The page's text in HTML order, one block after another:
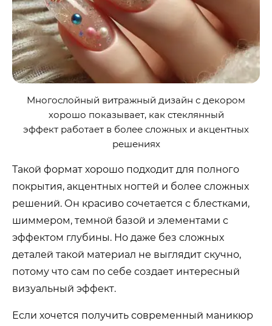
Многослойный витражный дизайн с декором
хорошо показывает, как стеклянный
эффект работает в более сложных и акцентных
решениях
Такой формат хорошо подходит для полного
покрытия, акцентных ногтей и более сложных
решений. Он красиво сочетается с блестками,
шиммером, темной базой и элементами с
эффектом глубины. Но даже без сложных
деталей такой материал не выглядит скучно,
потому что сам по себе создает интересный
визуальный эффект.
Если хочется получить современный маникюр